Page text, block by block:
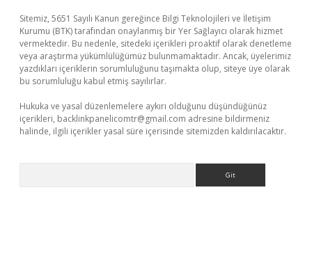
Sitemiz, 5651 Sayılı Kanun gereğince Bilgi Teknolojileri ve İletişim
Kurumu (BTK) tarafından onaylanmış bir Yer Sağlayıcı olarak hizmet
vermektedir. Bu nedenle, sitedeki içerikleri proaktif olarak denetleme
veya araştırma yükümlülüğümüz bulunmamaktadır. Ancak, üyelerimiz
yazdıkları içeriklerin sorumluluğunu taşımakta olup, siteye üye olarak
bu sorumluluğu kabul etmiş sayılırlar.
Hukuka ve yasal düzenlemelere aykırı olduğunu düşündüğünüz
içerikleri, backlinkpanelicomtr@gmail.com adresine bildirmeniz
halinde, ilgili içerikler yasal süre içerisinde sitemizden kaldırılacaktır.